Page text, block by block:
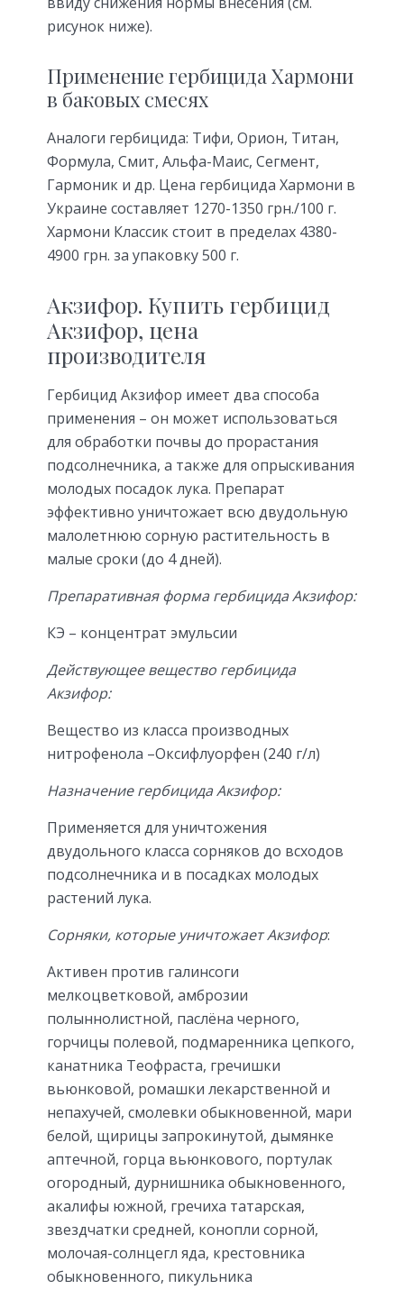
рисунок ниже).
Применение гербицида Хармони
в баковых смесях
Аналоги гербицида: Тифи, Орион, Титан,
Формула, Смит, Альфа-Маис, Сегмент,
Гармоник и др. Цена гербицида Хармони в
Украине составляет 1270-1350 грн./100 г.
Хармони Классик стоит в пределах 4380-
4900 грн. за упаковку 500 г.
Акзифор. Купить гербицид
Акзифор, цена
производителя
Гербицид Акзифор имеет два способа
применения – он может использоваться
для обработки почвы до прорастания
подсолнечника, а также для опрыскивания
молодых посадок лука. Препарат
эффективно уничтожает всю двудольную
малолетнюю сорную растительность в
малые сроки (до 4 дней).
Препаративная форма гербицида Акзифор:
КЭ – концентрат эмульсии
Действующее вещество гербицида
Акзифор:
Вещество из класса производных
нитрофенола –Оксифлуорфен (240 г/л)
Назначение гербицида Акзифор:
Применяется для уничтожения
двудольного класса сорняков до всходов
подсолнечника и в посадках молодых
растений лука.
Сорняки, которые уничтожает Акзифор:
Активен против галинсоги
мелкоцветковой, амброзии
полыннолистной, паслёна черного,
горчицы полевой, подмаренника цепкого,
канатника Теофраста, гречишки
вьюнковой, ромашки лекарственной и
непахучей, смолевки обыкновенной, мари
белой, щирицы запрокинутой, дымянке
аптечной, горца вьюнкового, портулак
огородный, дурнишника обыкновенного,
акалифы южной, гречиха татарская,
звездчатки средней, конопли сорной,
молочая-солнцегл яда, крестовника
обыкновенного, пикульника